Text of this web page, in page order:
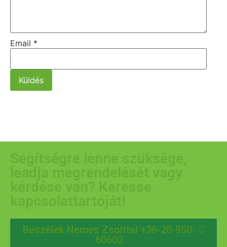
Email *
Küldés
Beszélek Nemes Zsolttal +36-20-950-
60602